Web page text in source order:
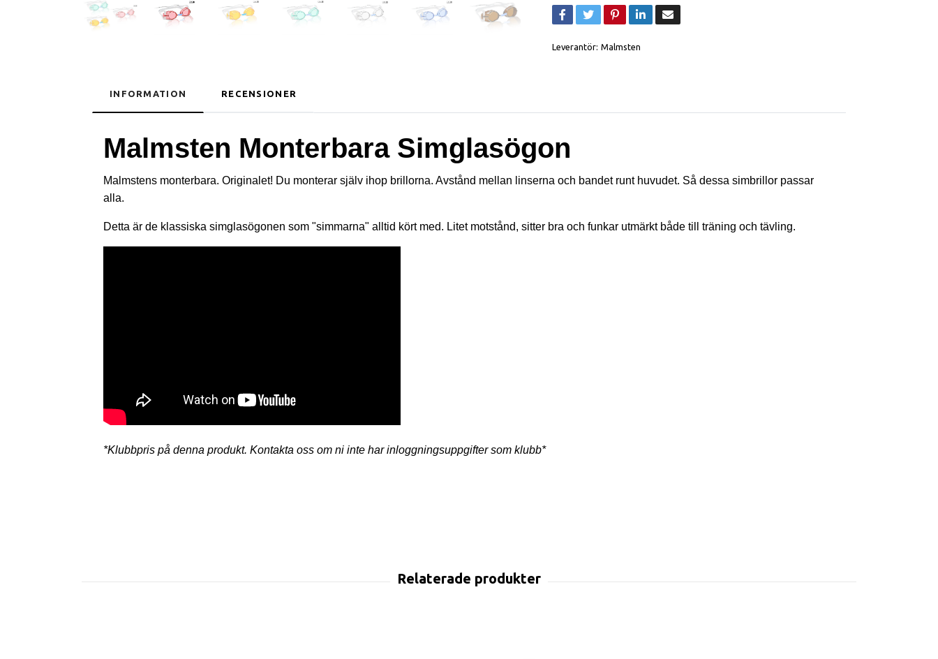
Leverantör: Malmsten
INFORMATION RECENSIONER
Malmsten Monterbara Simglasögon
Malmstens monterbara. Originalet! Du monterar själv ihop brillorna. Avstånd mellan linserna och bandet runt huvudet. Så dessa simbrillor passar
alla.
Detta är de klassiska simglasögonen som "simmarna" alltid kört med. Litet motstånd, sitter bra och funkar utmärkt både till träning och tävling.
*Klubbpris på denna produkt. Kontakta oss om ni inte har inloggningsuppgifter som klubb*